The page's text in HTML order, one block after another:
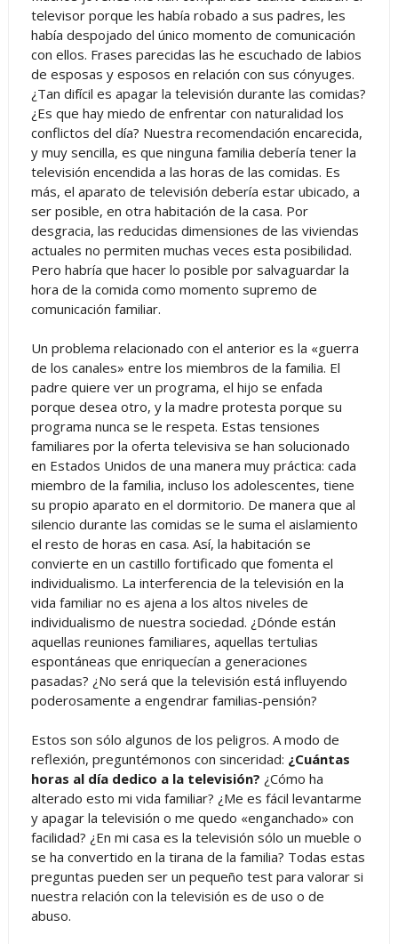
televisor porque les había robado a sus padres, les
había despojado del único momento de comunicación
con ellos. Frases parecidas las he escuchado de labios
de esposas y esposos en relación con sus cónyuges.
¿Tan difícil es apagar la televisión durante las comidas?
¿Es que hay miedo de enfrentar con naturalidad los
conflictos del día? Nuestra recomendación encarecida,
y muy sencilla, es que ninguna familia debería tener la
televisión encendida a las horas de las comidas. Es
más, el aparato de televisión debería estar ubicado, a
ser posible, en otra habitación de la casa. Por
desgracia, las reducidas dimensiones de las viviendas
actuales no permiten muchas veces esta posibilidad.
Pero habría que hacer lo posible por salvaguardar la
hora de la comida como momento supremo de
comunicación familiar.
Un problema relacionado con el anterior es la «guerra
de los canales» entre los miembros de la familia. El
padre quiere ver un programa, el hijo se enfada
porque desea otro, y la madre protesta porque su
programa nunca se le respeta. Estas tensiones
familiares por la oferta televisiva se han solucionado
en Estados Unidos de una manera muy práctica: cada
miembro de la familia, incluso los adolescentes, tiene
su propio aparato en el dormitorio. De manera que al
silencio durante las comidas se le suma el aislamiento
el resto de horas en casa. Así, la habitación se
convierte en un castillo fortificado que fomenta el
individualismo. La interferencia de la televisión en la
vida familiar no es ajena a los altos niveles de
individualismo de nuestra sociedad. ¿Dónde están
aquellas reuniones familiares, aquellas tertulias
espontáneas que enriquecían a generaciones
pasadas? ¿No será que la televisión está influyendo
poderosamente a engendrar familias-pensión?
Estos son sólo algunos de los peligros. A modo de
reflexión, preguntémonos con sinceridad: ¿Cuántas
horas al día dedico a la televisión? ¿Cómo ha
alterado esto mi vida familiar? ¿Me es fácil levantarme
y apagar la televisión o me quedo «enganchado» con
facilidad? ¿En mi casa es la televisión sólo un mueble o
se ha convertido en la tirana de la familia? Todas estas
preguntas pueden ser un pequeño test para valorar si
nuestra relación con la televisión es de uso o de
abuso.